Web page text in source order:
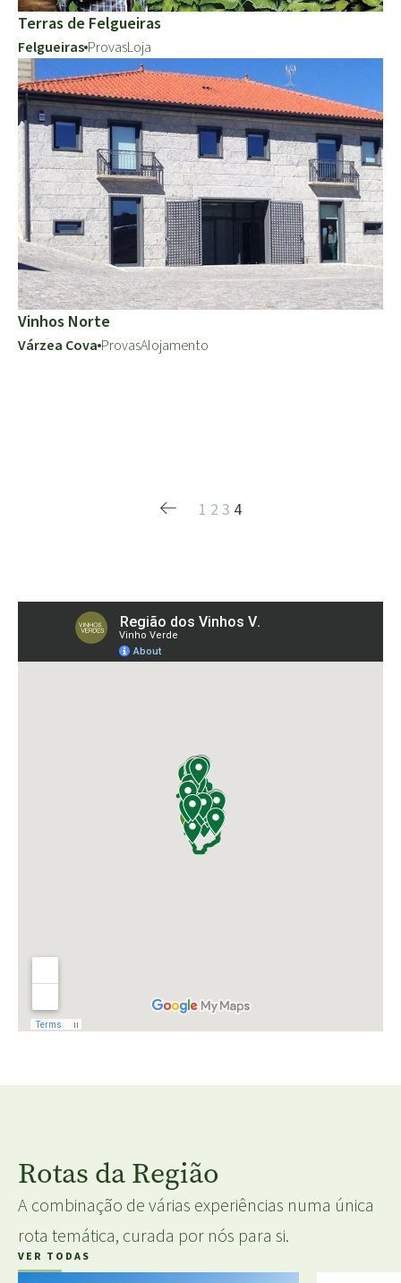
Terras de Felgueiras
Felgueiras ProvasLoja
Vinhos Norte
Várzea Cova ProvasAlojamento
1 2 3 4
Rotas da Região
A combinação de várias experiências numa única
rota temática, curada por nós para si.
VER TODAS